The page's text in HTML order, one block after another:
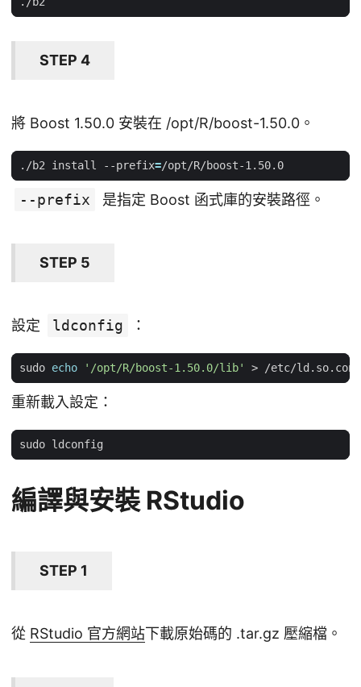
STEP 4
將 Boost 1.50.0 安裝在 /opt/R/boost-1.50.0。
./b2 install --prefix=
--prefix 是指定 Boost 函式庫的安裝路徑。
STEP 5
設定 ldconfig ：
sudo echo '/opt/R/boost-1.50.0/lib'
重新載入設定：
編譯與安裝 RStudio
STEP 1
從 RStudio 官方網站下載原始碼的 .tar.gz 壓縮檔。